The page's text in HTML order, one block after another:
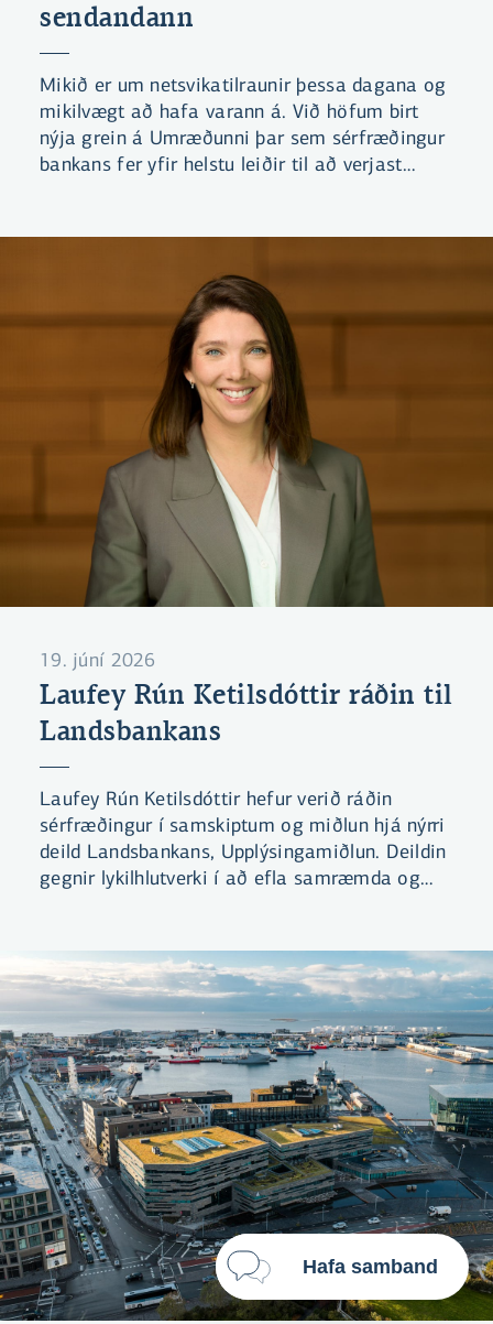
Með því að smella á „Leyfa allar“
samþykkir þú notkun á vefkökum
til þess að auka virkni vefsins,
Nánar um vefkökur
Velja vefkökur
Leyfa allar
sendandann
Mikið er um netsvikatilraunir þessa dagana og
mikilvægt að hafa varann á. Við höfum birt
nýja grein á Umræðunni þar sem sérfræðingur
bankans fer yfir helstu leiðir til að verjast
klækina sem netglæpamenn nota.
19. júní 2026
Laufey Rún Ketilsdóttir ráðin til
Landsbankans
Laufey Rún Ketilsdóttir hefur verið ráðin
sérfræðingur í samskiptum og miðlun hjá nýrri
deild Landsbankans, Upplýsingamiðlun. Deildin
gegnir lykilhlutverki í að efla samræmda og
Hafa samband